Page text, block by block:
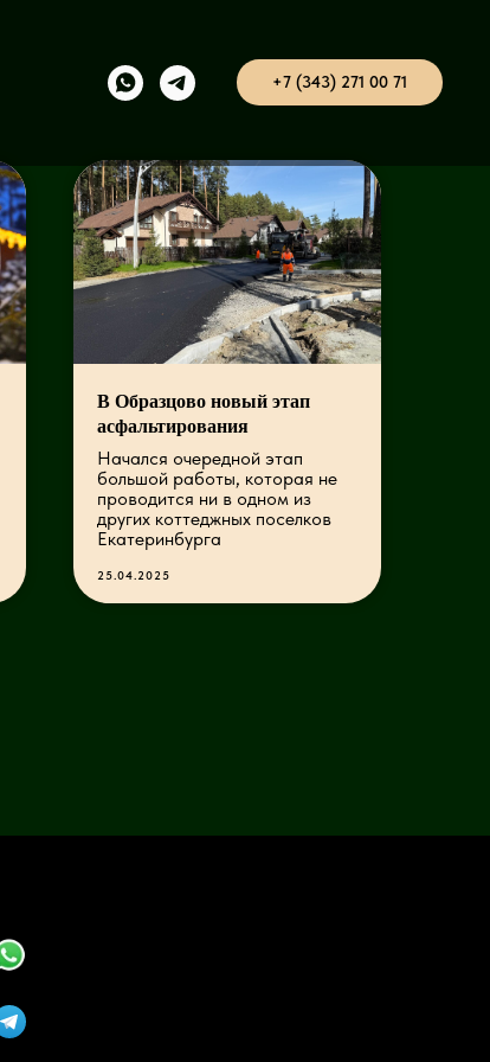
+7 (343) 271 00 71
В Образцово новый этап
асфальтирования
Начался очередной этап
большой работы, которая не
проводится ни в одном из
других коттеджных поселков
Екатеринбурга
25.04.2025